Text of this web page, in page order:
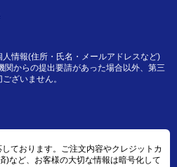
情報(住所・氏名・メールアドレスなど)
関からの提出要請があった場合以外、第三
ざいません。
ております。ご注文内容やクレジットカ
)など、お客様の大切な情報は暗号化して